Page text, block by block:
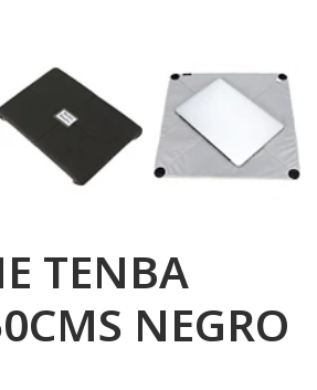
TENBA
NEGRO